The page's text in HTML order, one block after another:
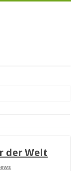
der Welt